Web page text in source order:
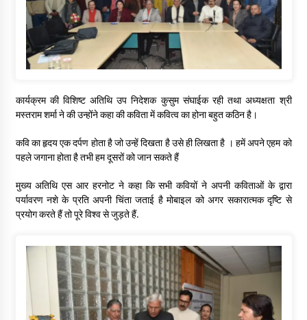
कार्यक्रम की विशिष्ट अतिथि उप निदेशक कुसुम संघाईक रही तथा अध्यक्षता श्री
मस्तराम शर्मा ने की उन्होंने कहा की कविता में कवित्व का होना बहुत कठिन है।
कवि का हृदय एक दर्पण होता है जो उन्हें दिखता है उसे ही लिखता है । हमें अपने एहम को
पहले जगाना होता है तभी हम दूसरों को जान सकते हैं
मुख्य अतिथि एस आर हरनोट ने कहा कि सभी कवियों ने अपनी कविताओं के द्वारा
पर्यावरण नशे के प्रति अपनी चिंता जताई है मोबाइल को अगर सकारात्मक दृष्टि से
प्रयोग करते हैं तो पूरे विश्व से जुड़ते हैं.